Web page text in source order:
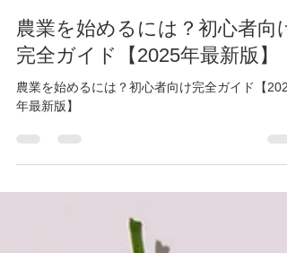
2025年3月25日
読了時間: 3分
農業を始めるには？初心者向け
完全ガイド【2025年最新版】
年最新版】